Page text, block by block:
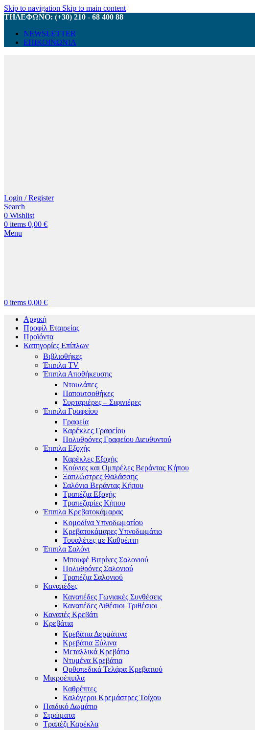
Skip to navigation Skip to main content
ΤΗΛΕΦΩΝΟ: (+30) 210 - 68 400 88
NEWSLETTER
ΕΠΙΚΟΙΝΩΝΙΑ
Login / Register
Search
0 Wishlist
0 items 0,00 €
Menu
0 items 0,00 €
Αρχική
Προφίλ Εταιρείας
Προϊόντα
Κατηγορίες Επίπλων
Βιβλιοθήκες
Έπιπλα TV
Έπιπλα Αποθήκευσης
Ντουλάπες
Παπουτσοθήκες
Συρταριέρες – Σιφινιέρες
Έπιπλα Γραφείου
Γραφεία
Καρέκλες Γραφείου
Πολυθρόνες Γραφείου Διευθυντού
Έπιπλα Εξοχής
Καρέκλες Εξοχής
Κούνιες και Ομπρέλες Βεράντας Κήπου
Ξαπλώστρες Θαλάσσης
Σαλόνια Βεράντας Κήπου
Τραπέζια Εξοχής
Τραπεζαρίες Κήπου
Έπιπλα Κρεβατοκάμαρας
Κομοδίνα Υπνοδωματίου
Κρεβατοκάμαρες Υπνοδωμάτιο
Τουαλέτες με Καθρέπτη
Έπιπλα Σαλόνι
Μπουφέ Βιτρίνες Σαλονιού
Πολυθρόνες Σαλονιού
Τραπέζια Σαλονιού
Καναπέδες
Καναπέδες Γωνιακές Συνθέσεις
Καναπέδες Διθέσιοι Τριθέσιοι
Καναπές Κρεβάτι
Κρεβάτια
Κρεβάτια Δερμάτινα
Κρεβάτια Ξύλινα
Μεταλλικά Κρεβάτια
Ντυμένα Κρεβάτια
Ορθοπεδικά Τελάρα Κρεβατιού
Μικροέπιπλα
Καθρέπτες
Καλόγεροι Κρεμάστρες Τοίχου
Παιδικό Δωμάτιο
Στρώματα
Τραπέζι Καρέκλα